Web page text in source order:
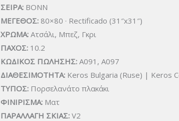
ΣΕΙΡΑ: BONN
ΜΕΓΕΘΟΣ: 80×80 · Rectificado (31″x31″)
ΧΡΩΜΑ: Ατσάλι, Μπεζ, Γκρι
ΠΑΧΟΣ: 10.2
ΚΩΔΙΚΟΣ ΠΩΛΗΣΗΣ: A091, Α097
ΔΙΑΘΕΣΙΜΟΤΗΤΑ: Keros Bulgaria (Ruse) | Keros
ΤΥΠΟΣ: Πορσελανάτο πλακάκι
ΦΙΝΙΡΙΣΜΑ: Ματ
ΠΑΡΑΛΛΑΓΗ ΣΚΙΑΣ: V2